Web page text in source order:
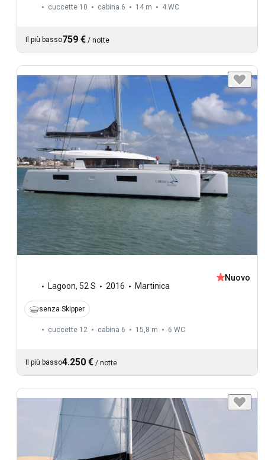
cuccette 10 cabina 6 14 m 4 WC
Il più basso759 € / notte
Lagoon, 52 S 2016 Martinica
Nuovo
senza Skipper
cuccette 12 cabina 6 15,8 m 6 WC
Il più basso4.250 € / notte